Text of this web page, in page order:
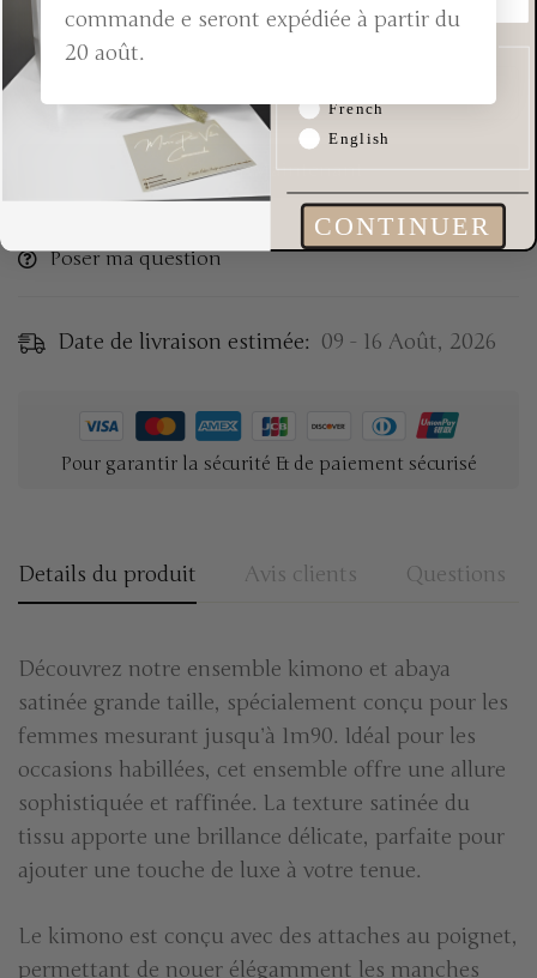
commande e seront expédiée à partir du
20 août.
Quantité
Acheter Maintenant
Poser ma question
Date de livraison estimée: 09 - 16 Août, 2026
Pour garantir la sécurité & de paiement sécurisé
Details du produit Avis clients Questions
Découvrez notre ensemble kimono et abaya
satinée grande taille, spécialement conçu pour les
femmes mesurant jusqu’à 1m90. Idéal pour les
occasions habillées, cet ensemble offre une allure
sophistiquée et raffinée. La texture satinée du
tissu apporte une brillance délicate, parfaite pour
ajouter une touche de luxe à votre tenue.
Le kimono est conçu avec des attaches au poignet,
permettant de nouer élégamment les manches
Quelle est votre
French
English
CONTINUER